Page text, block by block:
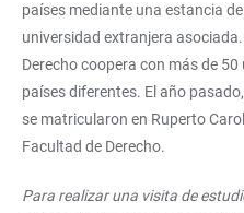
países mediante una estancia
universidad extranjera
Derecho coopera con más de
países diferentes. El año
se matricularon en Ruperto
Facultad de Derecho.
Para realizar una visita de